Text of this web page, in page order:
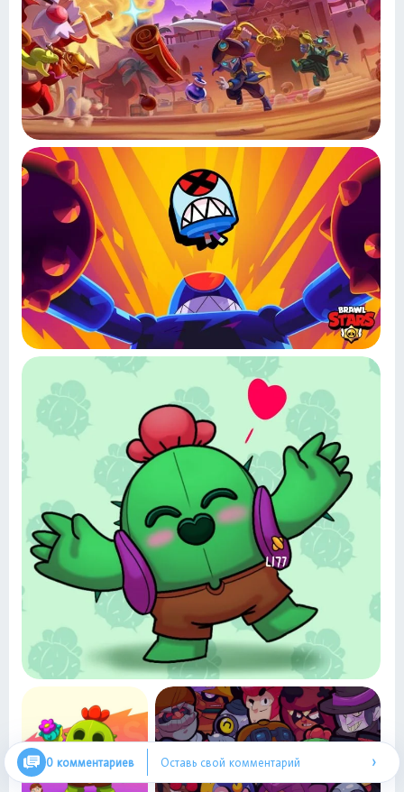
0 комментариев Оставь свой комментарий ›